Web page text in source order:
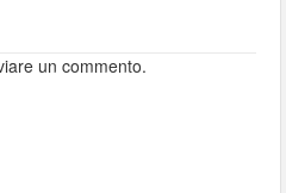
un commento.